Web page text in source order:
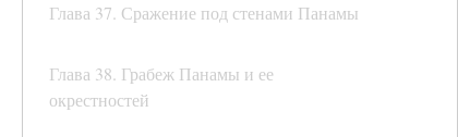
Глава 37. Сражение под стенами Панамы
Глава 38. Грабеж Панамы и ее
окрестностей